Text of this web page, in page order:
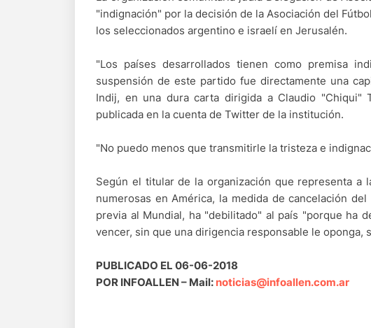
"indignación" por la decisión de la Asociación del
los seleccionados argentino e israelí en Jerusalén.
"Los países desarrollados tienen como premisa
suspensión de este partido fue directamente una
Indij, en una dura carta dirigida a Claudio "Chiqui"
publicada en la cuenta de Twitter de la institución.
"No puedo menos que transmitirle la tristeza e
Según el titular de la organización que representa a
numerosas en América, la medida de cancelación
previa al Mundial, ha "debilitado" al país "porque ha
vencer, sin que una dirigencia responsable le oponga,
PUBLICADO EL 06-06-2018
POR INFOALLEN – Mail: noticias@infoallen.com.ar